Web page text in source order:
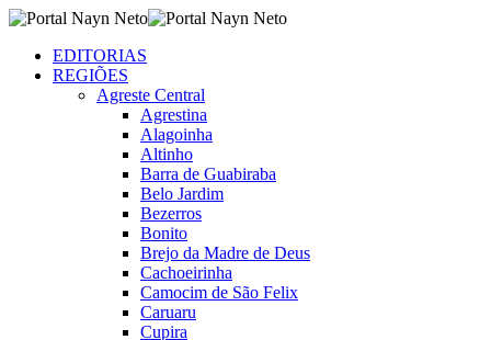
EDITORIAS
REGIÕES
Agreste Central
Agrestina
Alagoinha
Altinho
Barra de Guabiraba
Belo Jardim
Bezerros
Bonito
Brejo da Madre de Deus
Cachoeirinha
Camocim de São Felix
Caruaru
Cupira